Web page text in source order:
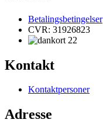
Betalingsbetingelser
CVR: 31926823
Kontakt
Kontaktpersoner
Adresse